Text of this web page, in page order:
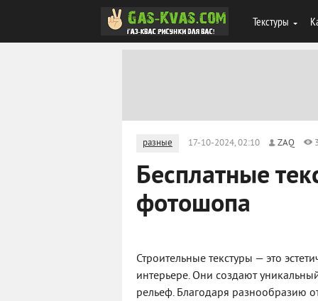
Текстуры
разные 17-10-2024, 02:10 ZAQ
Бесплатные
фотошопа
Строительные текстуры — это
интерьере. Они создают
рельеф. Благодаря разнообразию